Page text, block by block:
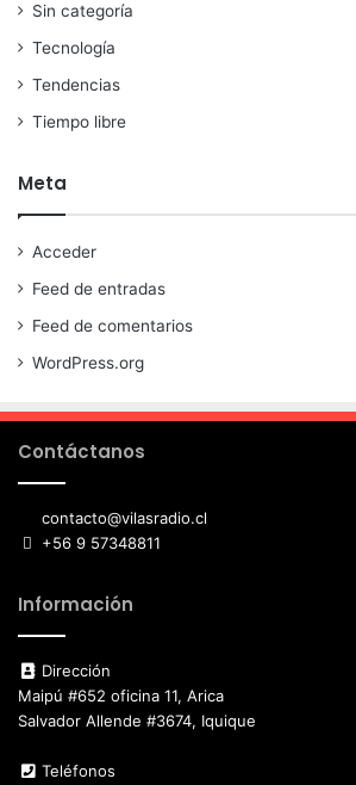
Sin categoría
Tecnología
Tendencias
Tiempo libre
Meta
Acceder
Feed de entradas
Feed de comentarios
WordPress.org
Contáctanos
contacto@vilasradio.cl
+56 9 57348811
Información
Dirección
Maipú #652 oficina 11, Arica
Salvador Allende #3674, Iquique
Teléfonos